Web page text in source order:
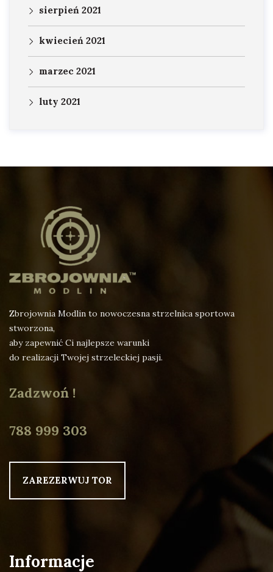
sierpień 2021
kwiecień 2021
marzec 2021
luty 2021
Zbrojownia Modlin to nowoczesna strzelnica sportowa
stworzona,
aby zapewnić Ci najlepsze warunki
do realizacji Twojej strzeleckiej pasji.
Zadzwoń !
788 999 303
ZAREZERWUJ TOR
Informacje